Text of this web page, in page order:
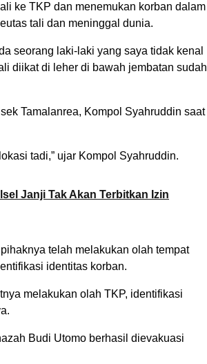
ke TKP dan menemukan korban dalam
tali dan meninggal dunia.
seorang laki-laki yang saya tidak kenal
diikat di leher di bawah jembatan sudah
Tamalanrea, Kompol Syahruddin saat
tadi,” ujar Kompol Syahruddin.
Janji Tak Akan Terbitkan Izin
telah melakukan olah tempat
identitas korban.
melakukan olah TKP, identifikasi
Budi Utomo berhasil dievakuasi